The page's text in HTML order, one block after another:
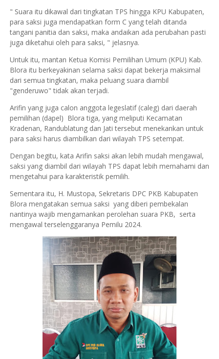
" Suara itu dikawal dari tingkatan TPS hingga KPU Kabupaten,
para saksi juga mendapatkan form C yang telah ditanda
tangani panitia dan saksi, maka andaikan ada perubahan pasti
juga diketahui oleh para saksi, " jelasnya.
Untuk itu, mantan Ketua Komisi Pemilihan Umum (KPU) Kab.
Blora itu berkeyakinan selama saksi dapat bekerja maksimal
dari semua tingkatan, maka peluang suara diambil
"genderuwo" tidak akan terjadi.
Arifin yang juga calon anggota legeslatif (caleg) dari daerah
pemilihan (dapel) Blora tiga, yang meliputi Kecamatan
Kradenan, Randublatung dan Jati tersebut menekankan untuk
para saksi harus diambilkan dari wilayah TPS setempat.
Dengan begitu, kata Arifin saksi akan lebih mudah mengawal,
saksi yang diambil dari wilayah TPS dapat lebih memahami dan
mengetahui para karakteristik pemilih.
Sementara itu, H. Mustopa, Sekretaris DPC PKB Kabupaten
Blora mengatakan semua saksi yang diberi pembekalan
nantinya wajib mengamankan perolehan suara PKB, serta
mengawal terselenggaranya Pemilu 2024.